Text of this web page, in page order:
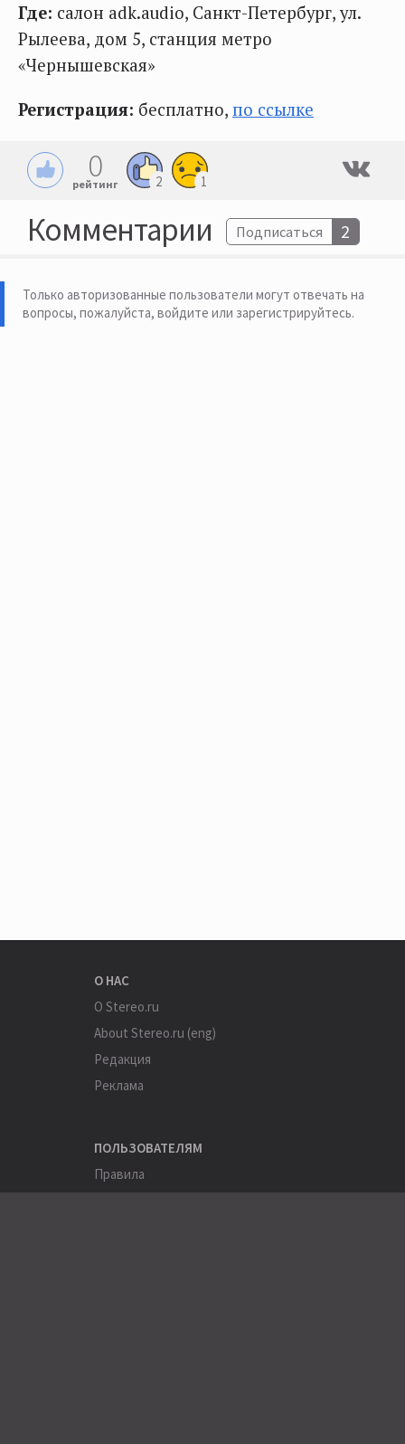
Где: салон adk.audio, Санкт-Петербург, ул.
Рылеева, дом 5, станция метро
«Чернышевская»
Регистрация: бесплатно, по ссылке
0
рейтинг 2 1
Комментарии Подписаться 2
Только авторизованные пользователи могут отвечать на
вопросы, пожалуйста, войдите или зарегистрируйтесь.
О НАС
О Stereo.ru
About Stereo.ru (eng)
Редакция
Реклама
ПОЛЬЗОВАТЕЛЯМ
Правила